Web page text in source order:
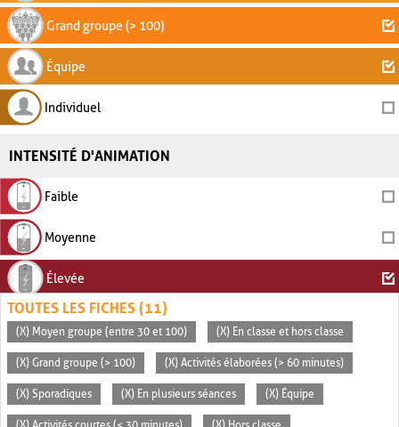
Grand groupe (> 100)
Équipe
Individuel
INTENSITÉ D'ANIMATION
Faible
Moyenne
Élevée
TOUTES LES FICHES (11)
(X) Moyen groupe (entre 30 et 100) (X) En classe et hors classe
(X) Grand groupe (> 100) (X) Activités élaborées (> 60 minutes)
(X) Sporadiques (X) En plusieurs séances (X) Équipe